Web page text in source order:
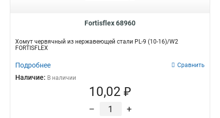
Fortisflex 68960
Хомут червячный из нержавеющей стали PL-9 (10-16)/W2
FORTISFLEX
Подробнее Сравнить
Наличие: В наличии
10,02 ₽
– +